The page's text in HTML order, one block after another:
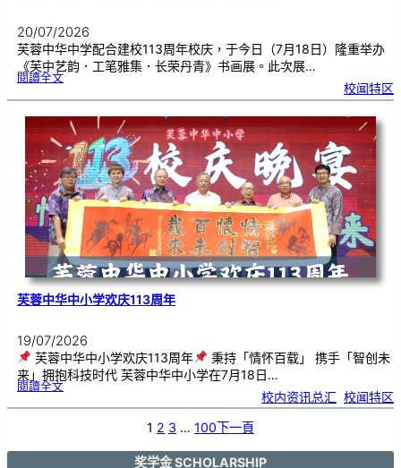
20/07/2026
芙蓉中华中学配合建校113周年校庆，于今日（7月18日）隆重举办
《芙中艺韵．工笔雅集．长荣丹青》书画展。此次展…
閱讀全文:《
艺
．
工
笔
雅
集
．
长
荣
丹
青
》
书
画
展
开
幕
校闻特区
芙蓉中华中小学欢庆113周年
19/07/2026
芙蓉中华中小学欢庆113周年
秉持「情怀百载」 携手「智创未
来」拥抱科技时代 芙蓉中华中小学在7月18日…
閱讀全文:芙
华
1
校内资讯总汇 校闻特区
1 2 3 … 100下一頁
奖学金 SCHOLARSHIP